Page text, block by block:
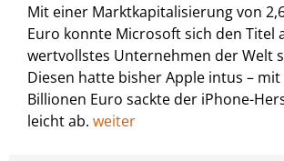
Mit einer Marktkapitalisierung von
Euro konnte Microsoft sich den Titel
wertvollstes Unternehmen der Welt
Diesen hatte bisher Apple intus – mit
Billionen Euro sackte der iPhone-
leicht ab. weiter